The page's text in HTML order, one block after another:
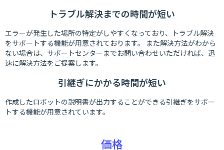
トラブル解決までの時間が短い
エラーが発生した場所の特定がしやすくなっており、トラブル解決
をサポートする機能が用意されております。 また解決方法がわから
ない場合は、サポートセンターまでお問い合わせいただければ、迅
速に解決方法をご提案します。
引継ぎにかかる時間が短い
作成したロボットの説明書が出力することができる引継ぎをサポー
トする機能が用意されています。
価格